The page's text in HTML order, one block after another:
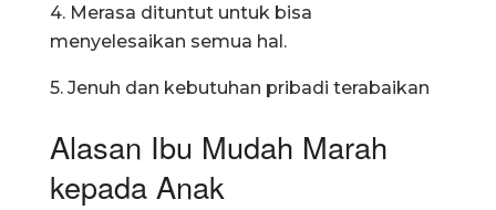
4. Merasa dituntut untuk bisa
menyelesaikan semua hal.
5. Jenuh dan kebutuhan pribadi terabaikan
Alasan Ibu Mudah Marah
kepada Anak